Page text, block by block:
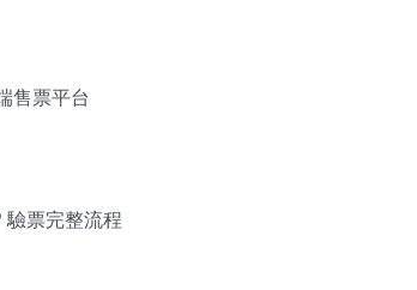
售票平台
驗票完整流程